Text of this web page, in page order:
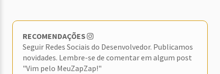
RECOMENDAÇÕES
Seguir Redes Sociais do Desenvolvedor. Publicamos
novidades. Lembre-se de comentar em algum post
"Vim pelo MeuZapZap!"